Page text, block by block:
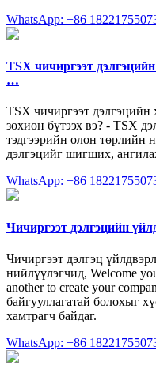
WhatsApp: +86
TSX чичиргээт
…
TSX чичиргээт дэлгэцийн
зохион бүтээх вэ? - TSX
тэдгээрийн олон төрлийн
дэлгэцийг шигших,
WhatsApp: +86
Чичиргээт дэлгэцийн
Чичиргээт дэлгэц
нийлүүлэгчид, Welcome
another to create your
байгууллагатай болохыг
хамтрагч байдаг.
WhatsApp: +86